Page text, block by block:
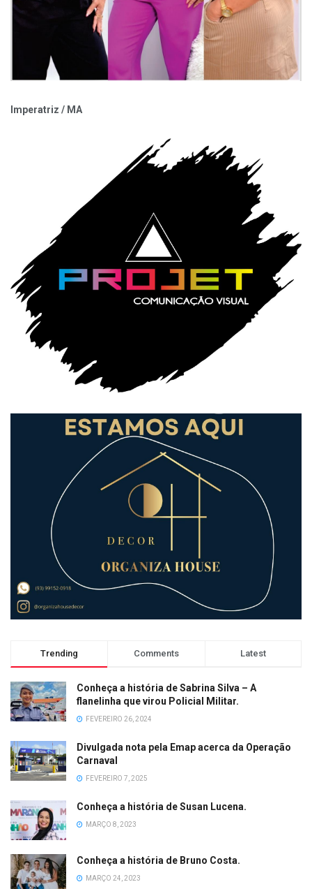
Imperatriz / MA
Trending Comments Latest
Conheça a história de Sabrina Silva – A
flanelinha que virou Policial Militar.
FEVEREIRO 26, 2024
Divulgada nota pela Emap acerca da Operação
Carnaval
FEVEREIRO 7, 2025
Conheça a história de Susan Lucena.
MARÇO 8, 2023
Conheça a história de Bruno Costa.
MARÇO 24, 2023